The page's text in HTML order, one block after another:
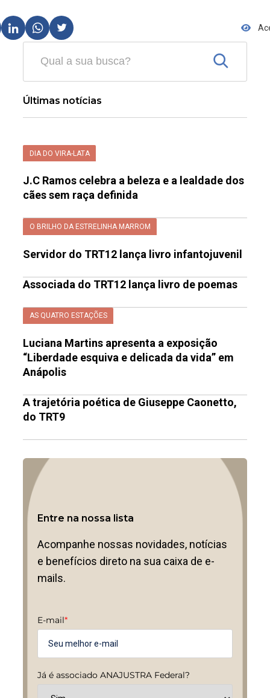
Últimas notícias
DIA DO VIRA-LATA
J.C Ramos celebra a beleza e a lealdade dos
cães sem raça definida
O BRILHO DA ESTRELINHA MARROM
Servidor do TRT12 lança livro infantojuvenil
Associada do TRT12 lança livro de poemas
AS QUATRO ESTAÇÕES
Luciana Martins apresenta a exposição
“Liberdade esquiva e delicada da vida” em
Anápolis
A trajetória poética de Giuseppe Caonetto,
do TRT9
Entre na nossa lista
Acompanhe nossas novidades, notícias
e benefícios direto na sua caixa de e-
mails.
E-mail*
Já é associado ANAJUSTRA Federal?